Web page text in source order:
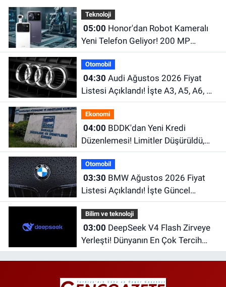
Teknoloji
05:00
Yeni Telefon Geliyor! 200 MP
Kamera ve Dev Batarya Dikkat
Çekiyor
Otomobil
04:30
Listesi Açıklandı! İşte A3, A5, A6, Q
Serisi ve e-tron Modellerinin Güncel
Fiyatları
Ekonomi
04:00
Düzenlemesi! Limitler Düşürüldü,
Uyum İçin Tarih Verildi
Otomobil
03:30
Listesi Açıklandı! İşte Güncel
Fiyatlar
Bilim ve teknoloji
03:00
Yerleşti! Dünyanın En Çok Tercih
Edilen Yapay Zekâ Modellerinden